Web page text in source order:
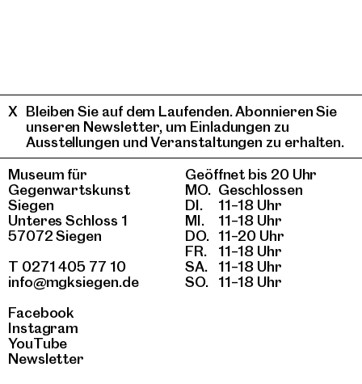
Museum für
Gegenwartskunst
Siegen
Unteres Schloss 1
57072 Siegen
T 0271 405 77 10
info@mgksiegen.de
Facebook
Instagram
YouTube
Newsletter
Geöffnet bis 20 Uhr
MO. Geschlossen
DI.
11–18 Uhr
MI.
11–18 Uhr
DO. 11–20 Uhr
FR.
11–18 Uhr
SA.
11–18 Uhr
SO.
11–18 Uhr
Bleiben Sie auf dem Laufenden. Abonnieren Sie
unseren Newsletter, um Einladungen zu
Ausstellungen und Veranstaltungen zu erhalten.